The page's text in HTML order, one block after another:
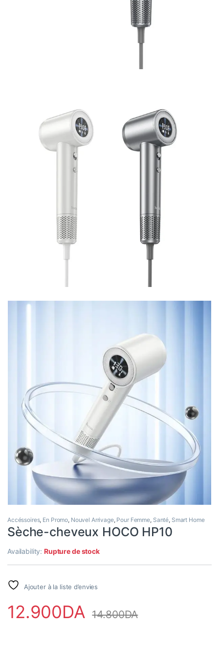
Accéssoires, En Promo, Nouvel Arrivage, Pour Femme, Santé, Smart Home
Sèche-cheveux HOCO HP10
Availability:Rupture de stock
Ajouter à la liste d’envies
12.900DA 14.800DA